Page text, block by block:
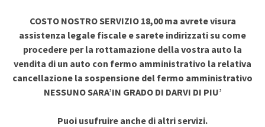
COSTO NOSTRO SERVIZIO 18,00 ma avrete visura
assistenza legale fiscale e sarete indirizzati su come
procedere per la rottamazione della vostra auto la
vendita di un auto con fermo amministrativo la relativa
cancellazione la sospensione del fermo amministrativo
NESSUNO SARA’IN GRADO DI DARVI DI PIU’
Puoi usufruire anche di altri servizi.